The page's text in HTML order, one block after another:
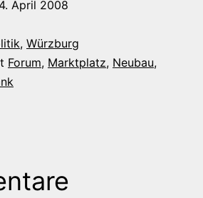
April 2008
, Würzburg
Forum, Marktplatz, Neubau,